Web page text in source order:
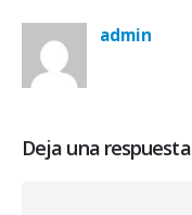
admin
Deja una respuesta